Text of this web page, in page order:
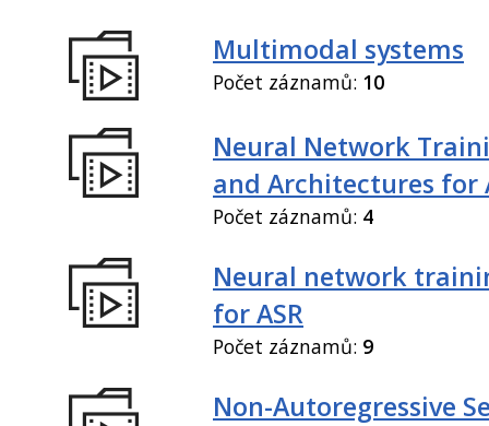
Multimodal systems
Počet záznamů: 10
Neural Network
and Architectures for
Počet záznamů: 4
Neural network
for ASR
Počet záznamů: 9
Non-Autoregressive